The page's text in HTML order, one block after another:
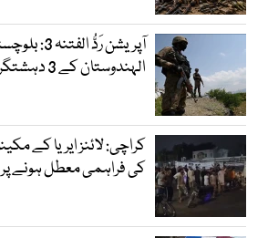
آپریشن رَدُّ
الہندوستان کے 3 دہشتگرد ہلاک
کی فراہمی معطل ہونے